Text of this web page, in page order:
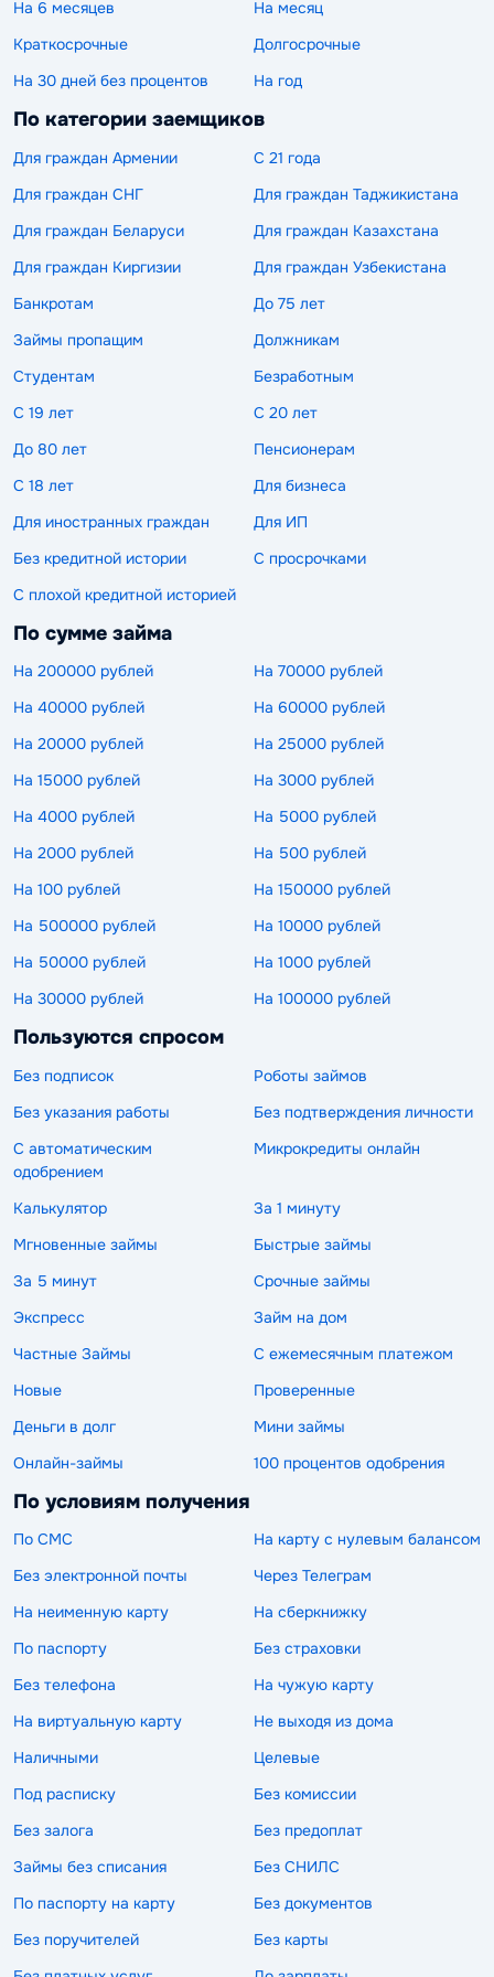
На 6 месяцев
На месяц
Краткосрочные
Долгосрочные
На 30 дней без процентов
На год
По категории заемщиков
Для граждан Армении
С 21 года
Для граждан СНГ
Для граждан Таджикистана
Для граждан Беларуси
Для граждан Казахстана
Для граждан Киргизии
Для граждан Узбекистана
Банкротам
До 75 лет
Займы пропащим
Должникам
Студентам
Безработным
С 19 лет
С 20 лет
До 80 лет
Пенсионерам
С 18 лет
Для бизнеса
Для иностранных граждан
Для ИП
Без кредитной истории
С просрочками
С плохой кредитной историей
По сумме займа
На 200000 рублей
На 70000 рублей
На 40000 рублей
На 60000 рублей
На 20000 рублей
На 25000 рублей
На 15000 рублей
На 3000 рублей
На 4000 рублей
На 5000 рублей
На 2000 рублей
На 500 рублей
На 100 рублей
На 150000 рублей
На 500000 рублей
На 10000 рублей
На 50000 рублей
На 1000 рублей
На 30000 рублей
На 100000 рублей
Пользуются спросом
Без подписок
Роботы займов
Без указания работы
Без подтверждения личности
С автоматическим
одобрением
Микрокредиты онлайн
Калькулятор
За 1 минуту
Мгновенные займы
Быстрые займы
За 5 минут
Срочные займы
Экспресс
Займ на дом
Частные Займы
С ежемесячным платежом
Новые
Проверенные
Деньги в долг
Мини займы
Онлайн-займы
100 процентов одобрения
По условиям получения
По СМС
На карту с нулевым балансом
Без электронной почты
Через Телеграм
На неименную карту
На сберкнижку
По паспорту
Без страховки
Без телефона
На чужую карту
На виртуальную карту
Не выходя из дома
Наличными
Целевые
Под расписку
Без комиссии
Без залога
Без предоплат
Займы без списания
Без СНИЛС
По паспорту на карту
Без документов
Без поручителей
Без карты